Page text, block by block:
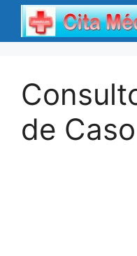
Saltar
contenido
de Caso